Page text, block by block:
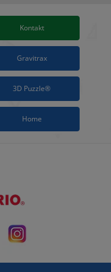
Kontakt
Gravitrax
3D Puzzle®
Home